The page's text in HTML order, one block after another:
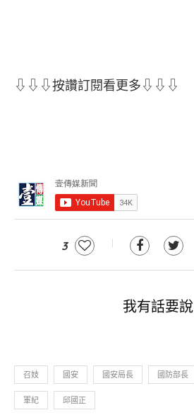
⇩⇩⇩按讚訂閱看更多⇩⇩⇩
3
我有話要說
召妓 國安 國安局長 國防部長
軍紀 邱國正